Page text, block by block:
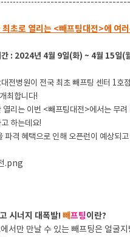
초로 열리는 <빼프팅대전>에 여
간 : 2024년 4월 9일(화) ~ 4월 15일(
전병원이 전국 최초 빼프팅 센터 1호
최합니다!
열리는 이번 <빼프팅대전>에서는 무려
하는데요!
파격 혜택으로 인해 오픈런이 예상되
시너지 대폭발! 빼프팅이란?
서만 만날 수 있는 빼프팅은 얼굴